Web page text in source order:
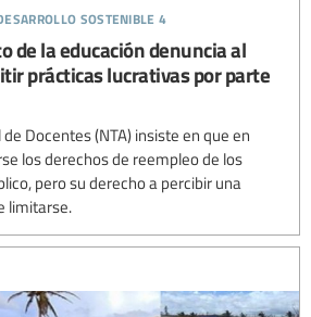
sostenible 4
de la educación denuncia al
prácticas lucrativas por parte
Docentes (NTA) insiste en que en
los derechos de reempleo de los
pero su derecho a percibir una
limitarse.